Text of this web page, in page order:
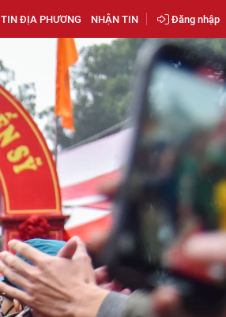
TIN ĐỊA PHƯƠNG NHẬN TIN Đăng nhập